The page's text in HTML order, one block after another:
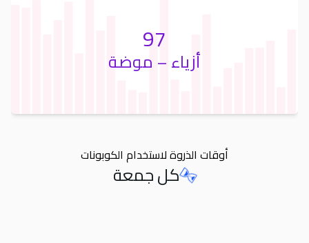
97
أزياء – موضة
أوقات الذروة لاستخدام الكوبونات
Orders
كل جمعة